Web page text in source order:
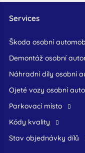
Services
škoda osobní
demontáž osobní
náhradní díly osobní
ojeté vozy osobní
Parkovací místo
Kódy kvality
Stav objednávky dílů